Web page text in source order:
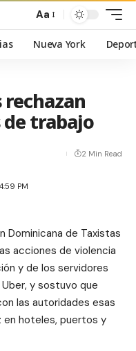
Aa
Nueva York
de trabajo
PM
2 Min Read
Dominicana de Taxistas
acciones de violencia
y de los servidores
y sostuvo que
las autoridades esas
en hoteles, puertos y